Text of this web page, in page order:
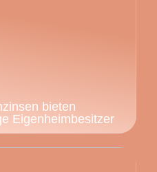
bieten
Eigenheimbesitzer